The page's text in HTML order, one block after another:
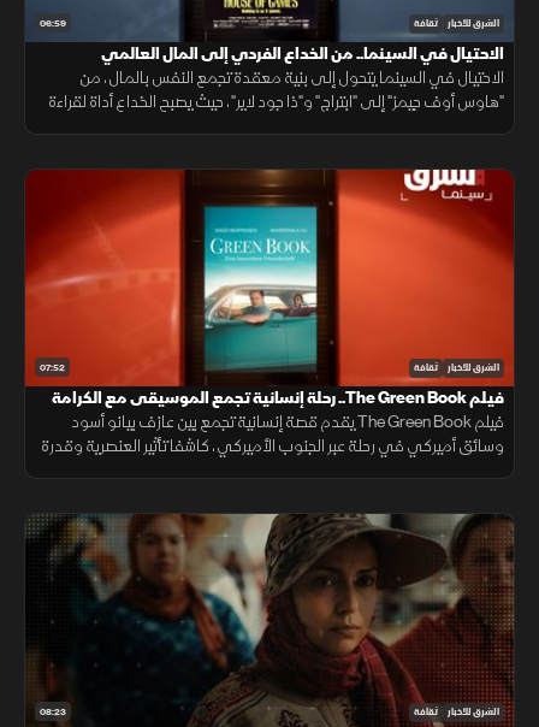
06:59 الشرق للأخبار ثقافة
الاحتيال في السينما.. من الخداع الفردي إلى المال العالمي
الاحتيال في السينما يتحول إلى بنية معقدة تجمع النفس بالمال، من
"هاوس أوف جيمز" إلى "ابتراج" و"ذا جود لاير"، حيث يصبح الخداع أداة لقراءة
07:52 الشرق للأخبار ثقافة
فيلم The Green Book.. رحلة إنسانية تجمع الموسيقى مع الكرامة
فيلم The Green Book يقدم قصة إنسانية تجمع بين عازف بيانو أسود
وسائق أميركي في رحلة عبر الجنوب الأميركي، كاشفا تأثير العنصرية وقدرة
08:23 الشرق للأخبار ثقافة